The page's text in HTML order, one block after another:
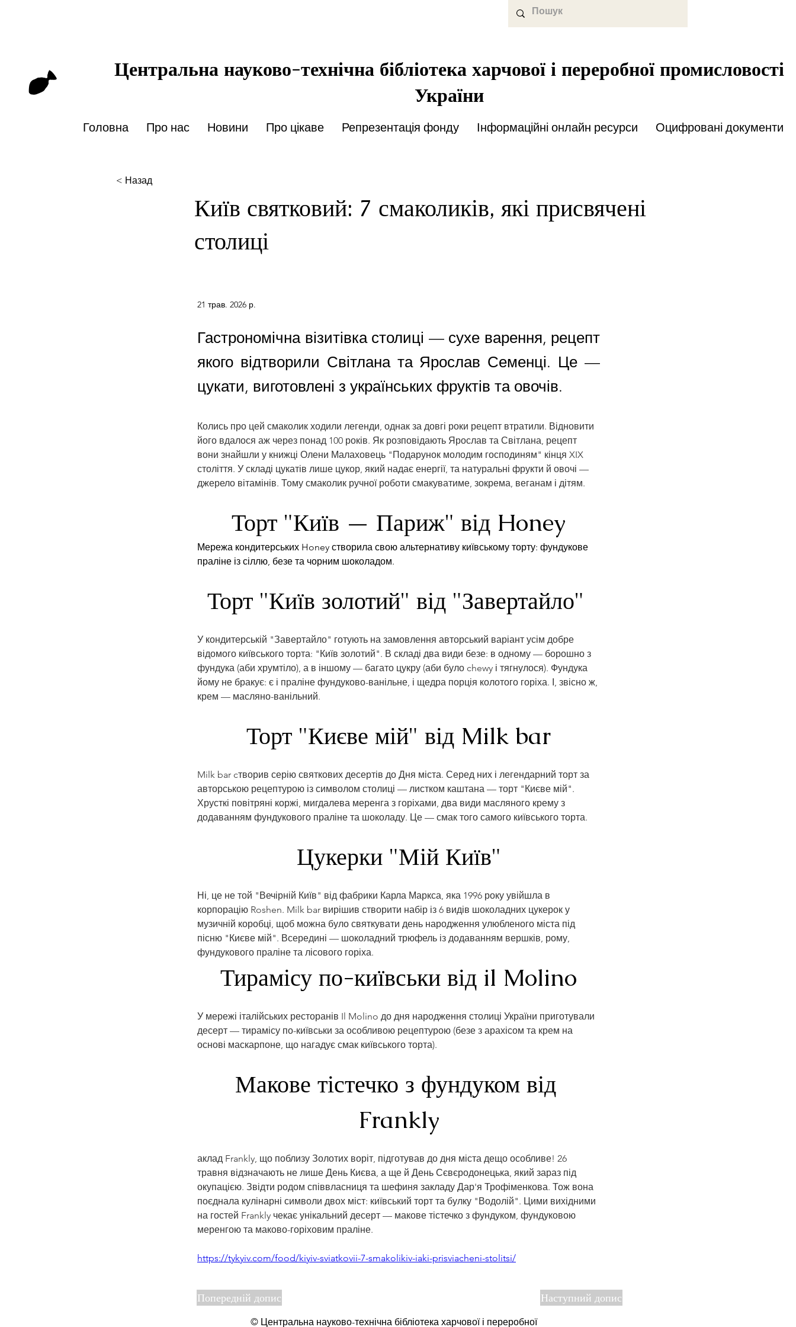
Центральна науково-технічна бібліотека харчової і переробної промисловості
України
Головна Про нас Новини Про цікаве Репрезентація фонду Інформаційні онлайн ресурси Оцифровані документи
< Назад
Київ святковий: 7 смаколиків, які присвячені
столиці
21 трав. 2026 р.
Гастрономічна візитівка столиці — сухе варення, рецепт
якого відтворили Світлана та Ярослав Семенці. Це —
цукати, виготовлені з українських фруктів та овочів.
Колись про цей смаколик ходили легенди, однак за довгі роки рецепт втратили. Відновити
його вдалося аж через понад 100 років. Як розповідають Ярослав та Світлана, рецепт
вони знайшли у книжці Олени Малаховець "Подарунок молодим господиням" кінця XIX
століття. У складі цукатів лише цукор, який надає енергії, та натуральні фрукти й овочі —
джерело вітамінів. Тому смаколик ручної роботи смакуватиме, зокрема, веганам і дітям.
Торт "Київ — Париж" від Honey
Мережа кондитерських Honey створила свою альтернативу київському торту: фундукове
праліне із сіллю, безе та чорним шоколадом.
Торт "Київ золотий" від "Завертайло"
У кондитерській "Завертайло" готують на замовлення авторський варіант усім добре
відомого київського торта: "Київ золотий". В складі два види безе: в одному — борошно з
фундука (аби хрумтіло), а в іншому — багато цукру (аби було chewy і тягнулося). Фундука
йому не бракує: є і праліне фундуково-ванільне, і щедра порція колотого горіха. І, звісно ж,
крем — масляно-ванільний.
Торт "Києве мій" від Milk bar
Milk bar cтворив серію святкових десертів до Дня міста. Серед них і легендарний торт за
авторською рецептурою із символом столиці — листком каштана — торт "Києве мій".
Хрусткі повітряні коржі, мигдалева меренга з горіхами, два види масляного крему з
додаванням фундукового праліне та шоколаду. Це — смак того самого київського торта.
Цукерки "Мій Київ"
Ні, це не той "Вечірній Київ" від фабрики Карла Маркса, яка 1996 року увійшла в
корпорацію Roshen. Milk bar вирішив створити набір із 6 видів шоколадних цукерок у
музичній коробці, щоб можна було святкувати день народження улюбленого міста під
пісню "Києве мій". Всередині — шоколадний трюфель із додаванням вершків, рому,
фундукового праліне та лісового горіха.
Тирамісу по-київськи від il Molino
У мережі італійських ресторанів Il Molino до дня народження столиці України приготували
десерт — тирамісу по-київськи за особливою рецептурою (безе з арахісом та крем на
основі маскарпоне, що нагадує смак київського торта).
Макове тістечко з фундуком від
Frankly
аклад Frankly, що поблизу Золотих воріт, підготував до дня міста дещо особливе! 26
травня відзначають не лише День Києва, а ще й День Сєвєродонецька, який зараз під
окупацією. Звідти родом співвласниця та шефиня закладу Дар'я Трофіменкова. Тож вона
поєднала кулінарні символи двох міст: київський торт та булку "Водолій". Цими вихідними
на гостей Frankly чекає унікальний десерт — макове тістечко з фундуком, фундуковою
меренгою та маково-горіховим праліне.
https://tykyiv.com/food/kiyiv-sviatkovii-7-smakolikiv-iaki-prisviacheni-stolitsi/
Попередній допис Наступний допис
© Центральна науково-технічна бібліотека харчової і переробної